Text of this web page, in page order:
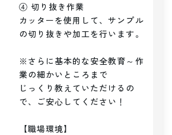
④ 切り抜き作業
カッターを使用して、サンプル
の切り抜きや加工を行います。
※さらに基本的な安全教育～作
業の細かいところまで
じっくり教えていただけるの
で、ご安心してください！
【職場環境】